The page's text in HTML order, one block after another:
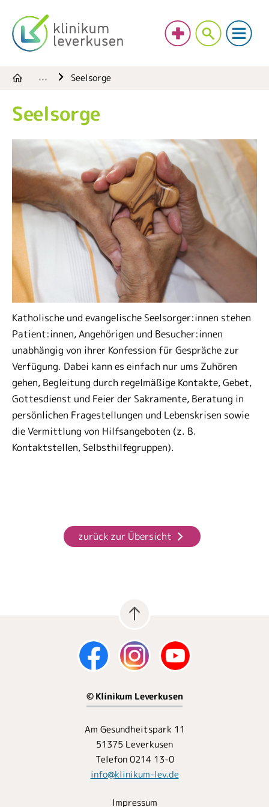
… Seelsorge
Seelsorge
Katholische und evangelische Seelsorger:innen stehen
Patient:innen, Angehörigen und Besucher:innen
unabhängig von ihrer Konfession für Gespräche zur
Verfügung. Dabei kann es einfach nur ums Zuhören
gehen, Begleitung durch regelmäßige Kontakte, Gebet,
Gottesdienst und Feier der Sakramente, Beratung in
persönlichen Fragestellungen und Lebenskrisen sowie
die Vermittlung von Hilfsangeboten (z. B.
Kontaktstellen, Selbsthilfegruppen).
zurück zur Übersicht
© Klinikum Leverkusen
Am Gesundheitspark 11
51375 Leverkusen
Telefon 0214 13-0
info@klinikum-lev.de
Impressum